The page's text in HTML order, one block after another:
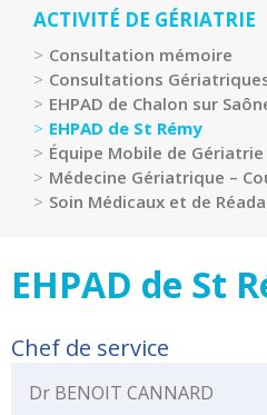
la
!
Développement
Durable
La
recherche
clinique
de
transparence
Recherche
du
ACTIVITÉ DE GÉRIATRIE
Consultation mémoire
Consultations
EHPAD de Chalon sur
EHPAD de St Rémy
Équipe Mobile de Gériatrie
Médecine Gériatrique –
Soin Médicaux et de
EHPAD de St
Chef de service
Dr BENOIT CANNARD